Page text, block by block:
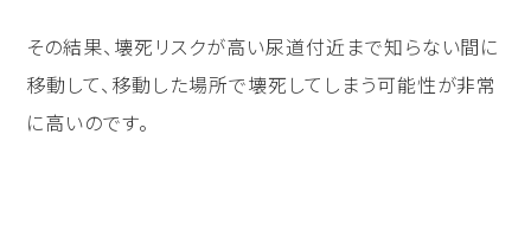
その結果、壊死リスクが高い尿道付近まで知らない間に
移動して、移動した場所で壊死してしまう可能性が非常
に高いのです。